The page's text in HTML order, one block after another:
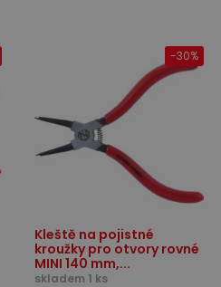
Kleště na pojistné
kroužky pro otvory rovné
MINI 140 mm,...
skladem 1 ks
-30%